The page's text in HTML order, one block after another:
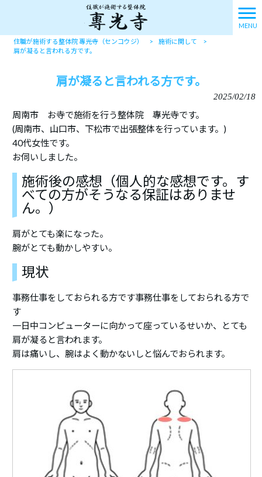
MENU
住職が施術する整体院 專光寺（センコウジ） > 施術に関して
>
肩が凝ると言われる方です。
肩が凝ると言われる方です。
2025/02/18
周南市 お寺で施術を行う整体院 專光寺です。
(周南市、山口市、下松市で出張整体を行っています。)
40代女性です。
お伺いしました。
施術後の感想（個人的な感想です。す
べての方がそうなる保証はありませ
ん。）
肩がとても楽になった。
腕がとても動かしやすい。
現状
事務仕事をしておられる方です事務仕事をしておられる方で
す
一日中コンピューターに向かって座っているせいか、とても
肩が凝ると言われます。
肩は痛いし、腕はよく動かないしと悩んでおられます。